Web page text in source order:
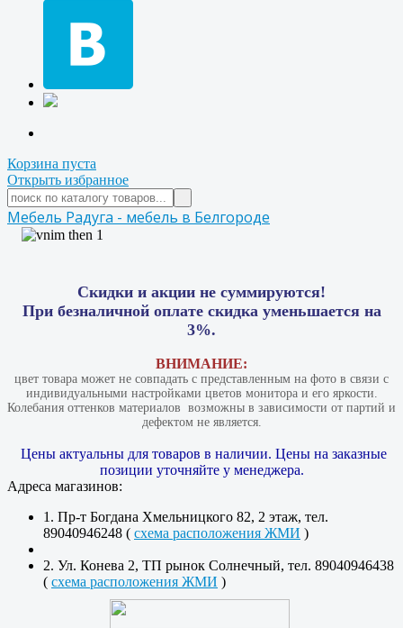
Корзина пуста
Открыть избранное
Мебель Радуга - мебель в Белгороде
Скидки и акции не суммируются!
При безналичной оплате скидка уменьшается на
3%.
ВНИМАНИЕ:
цвет товара может не совпадать с представленным на фото в связи с
индивидуальными настройками цветов монитора и его яркости.
Колебания оттенков материалов​ ​ возможны в зависимости от партий и
дефектом не является.
Цены актуальны для товаров в наличии. Цены на заказные
позиции уточняйте у менеджера.
Адреса магазинов:
1. Пр-т Богдана Хмельницкого 82, 2 этаж, тел.
89040946248 ( схема расположения ЖМИ )
2. Ул. Конева 2, ТП рынок Солнечный, тел. 89040946438
( схема расположения ЖМИ )